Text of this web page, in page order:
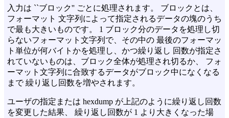
入力は ``ブロック'' ごとに処理されます。 ブロックとは、
フォーマット 文字列によって指定されるデータの塊のうち
で最も大きいものです。 1 ブロック分のデータを処理し切
らないフォーマット文字列で、その中の 最後のフォーマッ
ト単位が何バイトかを処理し、かつ繰り返し 回数が指定さ
れていないものは、ブロック全体が処理され切るか、 フォ
ーマット文字列に合致するデータがブロック中になくなる
まで 繰り返し回数を増やされます。
ユーザの指定または hexdump が上記のように繰り返し回数
を変更した結果、 繰り返し回数が 1 より大きくなった場